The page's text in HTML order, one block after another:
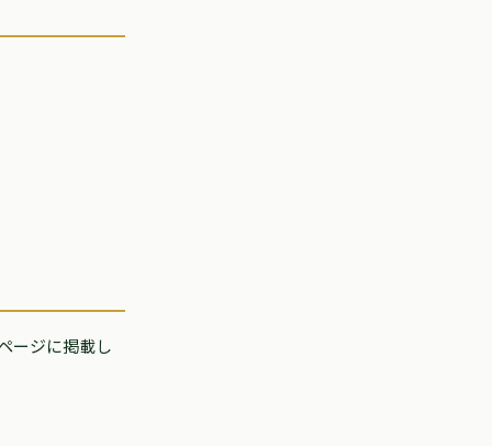
ージに掲載し